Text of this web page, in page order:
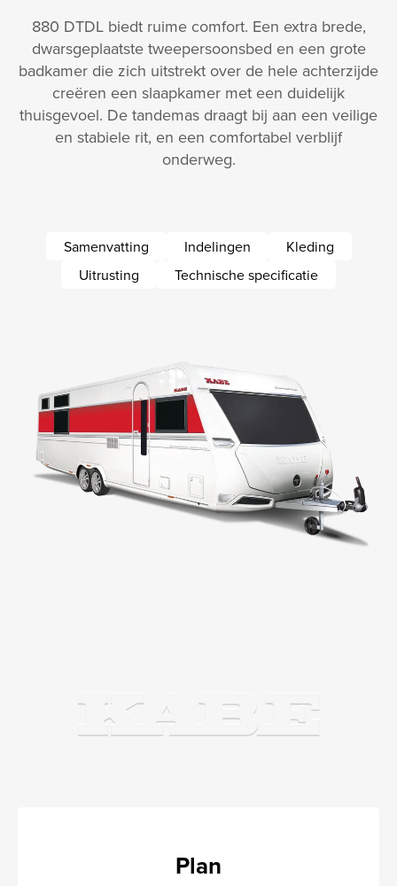
880 DTDL biedt ruime comfort. Een extra brede,
dwarsgeplaatste tweepersoonsbed en een grote
badkamer die zich uitstrekt over de hele achterzijde
creëren een slaapkamer met een duidelijk
thuisgevoel. De tandemas draagt bij aan een veilige
en stabiele rit, en een comfortabel verblijf
onderweg.
Samenvatting Indelingen
Kleding
Uitrusting
Technische specificatie
Plan